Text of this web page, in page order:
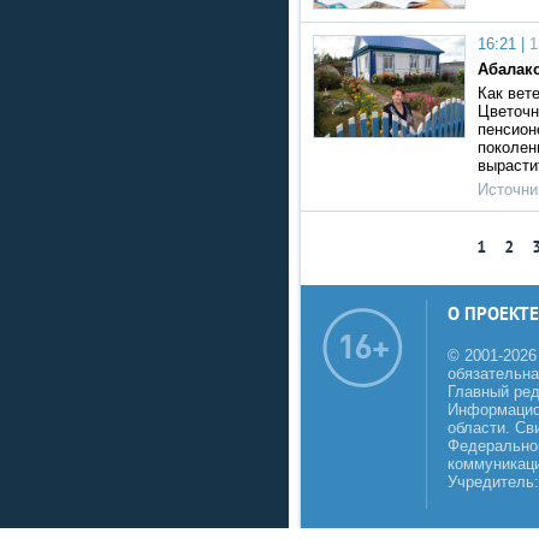
16:21 |
Как
1 2
О ПРОЕКТЕ
© 2001-
Главный
области.